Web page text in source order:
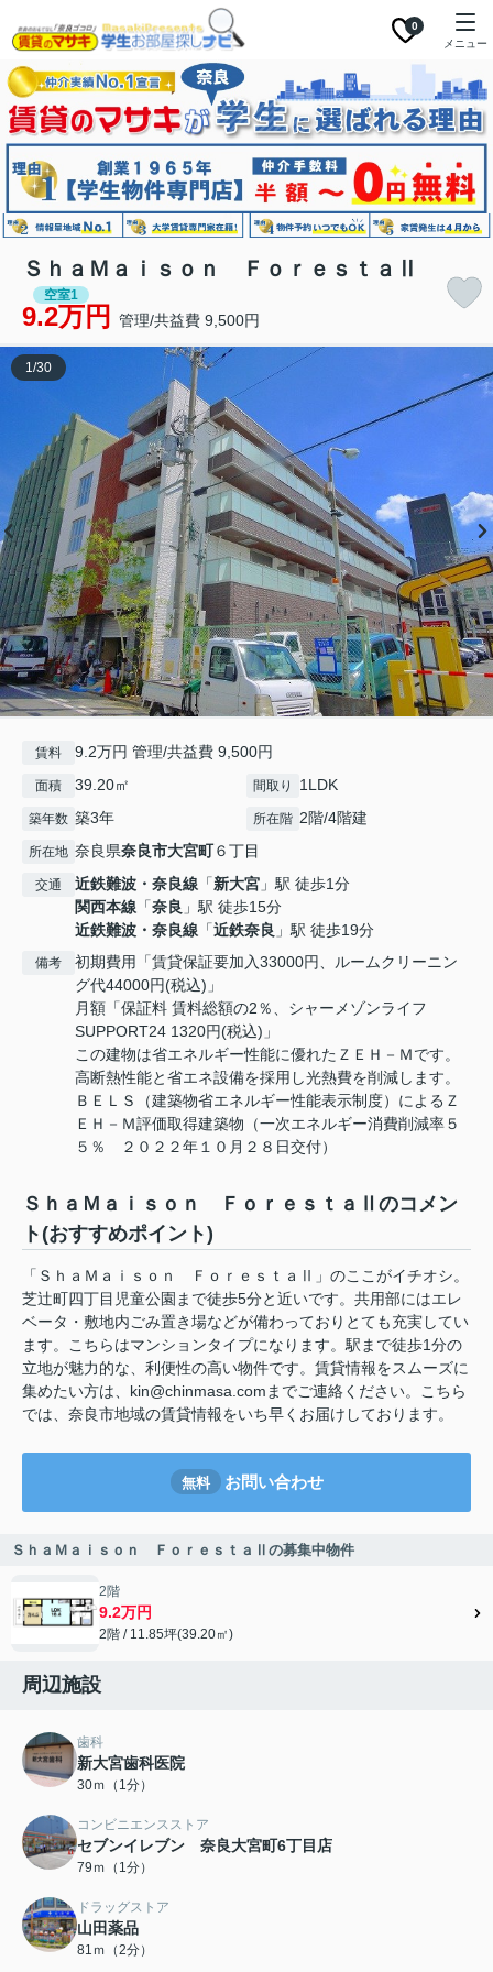
0
メニュー
ＳｈａＭａｉｓｏｎ ＦｏｒｅｓｔａⅡ
空室1
9.2万円 管理/共益費 9,500円
1/30
賃料 9.2万円 管理/共益費 9,500円
面積 39.20㎡ 間取り 1LDK
築年数 築3年 所在階 2階/4階建
所在地 奈良県奈良市大宮町６丁目
交通 近鉄難波・奈良線 「新大宮 」駅 徒歩1分
関西本線 「奈良 」駅 徒歩15分
近鉄難波・奈良線 「近鉄奈良 」駅 徒歩19分
備考
初期費用「賃貸保証要加入33000円、ルームクリーニン
グ代44000円(税込)」
月額「保証料 賃料総額の2％、シャーメゾンライフ
SUPPORT24 1320円(税込)」
この建物は省エネルギー性能に優れたＺＥＨ－Ｍです。
高断熱性能と省エネ設備を採用し光熱費を削減します。
ＢＥＬＳ（建築物省エネルギー性能表示制度）によるＺ
ＥＨ－Ｍ評価取得建築物（一次エネルギー消費削減率５
５％ ２０２２年１０月２８日交付）
ＳｈａＭａｉｓｏｎ ＦｏｒｅｓｔａⅡのコメン
ト(おすすめポイント)
「ＳｈａＭａｉｓｏｎ ＦｏｒｅｓｔａⅡ」のここがイチオシ。
芝辻町四丁目児童公園まで徒歩5分と近いです。共用部にはエレ
ベータ・敷地内ごみ置き場などが備わっておりとても充実してい
ます。こちらはマンションタイプになります。駅まで徒歩1分の
立地が魅力的な、利便性の高い物件です。賃貸情報をスムーズに
集めたい方は、kin@chinmasa.comまでご連絡ください。こちら
では、奈良市地域の賃貸情報をいち早くお届けしております。
無料 お問い合わせ
ＳｈａＭａｉｓｏｎ ＦｏｒｅｓｔａⅡの募集中物件
2階
9.2万円
2階 / 11.85坪(39.20㎡)
周辺施設
歯科
新大宮歯科医院
30ｍ（1分）
コンビニエンスストア
セブンイレブン 奈良大宮町6丁目店
79ｍ（1分）
ドラッグストア
山田薬品
81ｍ（2分）